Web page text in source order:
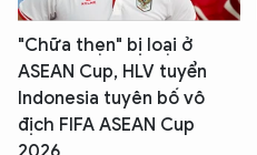
"Chữa thẹn" bị loại ở
ASEAN Cup, HLV tuyển
Indonesia tuyên bố vô
địch FIFA ASEAN Cup